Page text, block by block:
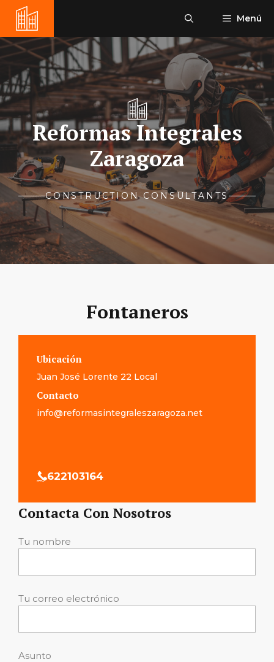
Saltar
contenido
Menú
Reformas Integrales
Zaragoza
CONSTRUCTION CONSULTANTS
Fontaneros
Ubicación
Juan José Lorente 22 Local
Contacto
info@reformasintegraleszaragoza.net
622103164
Contacta Con Nosotros
Tu nombre
Tu correo electrónico
Asunto